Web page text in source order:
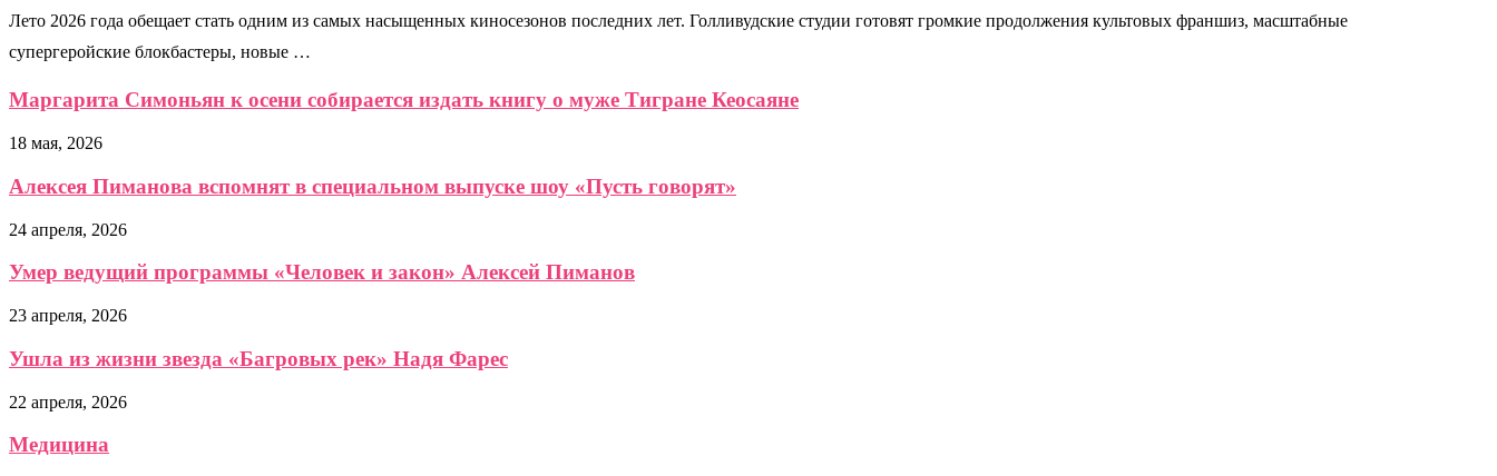
Лето 2026 года обещает стать одним из самых насыщенных киносезонов последних лет. Голливудские студии готовят громкие продолжения культовых франшиз, масштабные
супергеройские блокбастеры, новые …
Маргарита Симоньян к осени собирается издать книгу о муже Тигране Кеосаяне
18 мая, 2026
Алексея Пиманова вспомнят в специальном выпуске шоу «Пусть говорят»
24 апреля, 2026
Умер ведущий программы «Человек и закон» Алексей Пиманов
23 апреля, 2026
Ушла из жизни звезда «Багровых рек» Надя Фарес
22 апреля, 2026
Медицина